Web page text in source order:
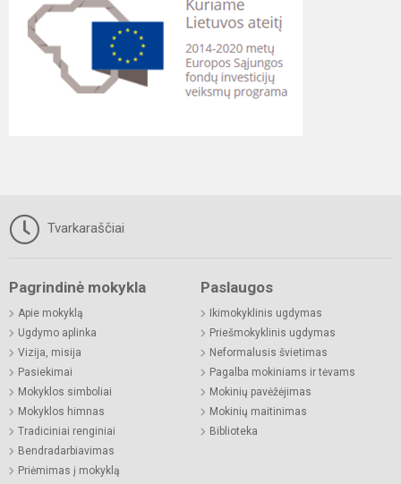
Tvarkaraščiai
Pagrindinė mokykla
Apie mokyklą
Ugdymo aplinka
Vizija, misija
Pasiekimai
Mokyklos simboliai
Mokyklos himnas
Tradiciniai renginiai
Bendradarbiavimas
Priėmimas į mokyklą
Paslaugos
Ikimokyklinis ugdymas
Priešmokyklinis ugdymas
Neformalusis švietimas
Pagalba mokiniams ir tėvams
Mokinių pavėžėjimas
Mokinių maitinimas
Biblioteka